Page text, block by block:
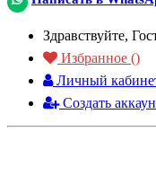
Здравствуйте,
Избранное ()
Личный
Создать